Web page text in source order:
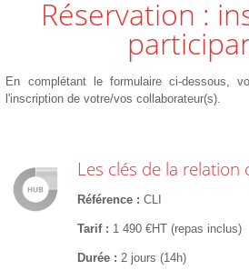
Réservation : inscrire des
En complétant le formulaire ci-dessous,
l'inscription de votre/vos collaborateur(s).
Les clés de la relation
Référence CLI
Tarif 1 490 €HT (repas inclus)
Durée 2 jours (14h)